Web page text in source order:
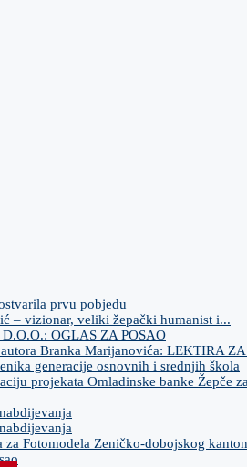
prvu pobjedu
– vizionar, veliki žepački humanist i...
OGLAS ZA POSAO
Branka Marijanovića: LEKTIRA
generacije osnovnih i srednjih škola
projekata Omladinske banke Žepče
Fotomodela Zeničko-dobojskog